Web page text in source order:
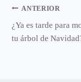
Navegación
de
ANTERIOR
¿Ya es tarde para
tu árbol de